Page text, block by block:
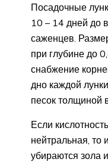
Посадочные
10 – 14 дней до
саженцев.
при глубине до
снабжение
дно каждой
песок толщиной
Если
нейтральная, то
убираются зола